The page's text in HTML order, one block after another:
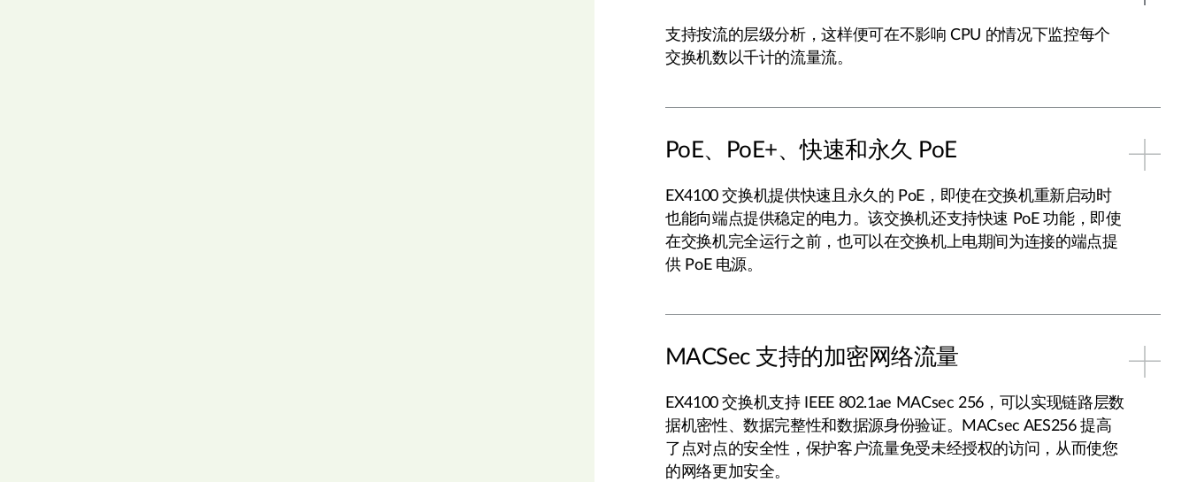
支持按流的层级分析，这样便可在不影响 CPU 的情况下监控每个
交换机数以千计的流量流。
PoE、PoE+、快速和永久 PoE
EX4100 交换机提供快速且永久的 PoE，即使在交换机重新启动时
也能向端点提供稳定的电力。该交换机还支持快速 PoE 功能，即使
在交换机完全运行之前，也可以在交换机上电期间为连接的端点提
供 PoE 电源。
MACSec 支持的加密网络流量
EX4100 交换机支持 IEEE 802.1ae MACsec 256，可以实现链路层数
据机密性、数据完整性和数据源身份验证。MACsec AES256 提高
了点对点的安全性，保护客户流量免受未经授权的访问，从而使您
的网络更加安全。